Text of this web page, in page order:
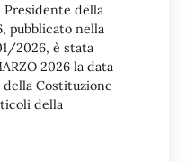
Presidente della
pubblicato nella
2026, è stata
2026 la data
Costituzione
della